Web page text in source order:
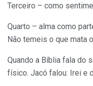
Terceiro – como
Quarto – alma como
Não temeis o que mata
Quando a Bíblia fala do
físico. Jacó falou: Irei e